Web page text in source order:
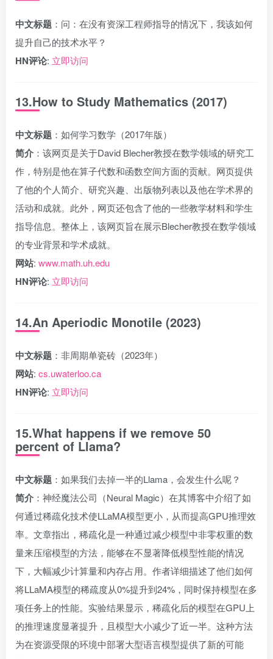
中文标题 ：问：在没有资深工程师指导的情况下，我该如何
提升自己的技术水平？
HN评论: 立即访问
13.How to Study Mathematics (2017)
中文标题 ：如何学习数学（2017年版）
简介 ：该网页是关于David Blecher教授在数学领域的研究工
作，特别是他在算子代数和函数空间方面的贡献。网页提供
了他的个人简介、研究兴趣、出版物列表以及他在学术界的
活动和成就。此外，网页还包含了他的一些教学材料和学生
指导信息。整体上，该网页旨在展示Blecher教授在数学领域
的专业背景和学术成就。
网站: www.math.uh.edu
HN评论: 立即访问
14.An Aperiodic Monotile (2023)
中文标题 ：非周期单瓷砖（2023年）
网站: cs.uwaterloo.ca
HN评论: 立即访问
15.What happens if we remove 50
percent of Llama?
中文标题 ：如果我们去掉一半的Llama，会发生什么呢？
简介 ：神经魔法公司（Neural Magic）在其博客中介绍了如
何通过稀疏化技术使LLaMA模型更小，从而提高GPU推理效
率。文章指出，稀疏化是一种通过减少模型中非零权重的数
量来压缩模型的方法，能够在不显著降低模型性能的情况
下，大幅减少计算量和内存占用。作者详细描述了他们如何
将LLaMA模型的稀疏度从0%提升到24%，同时保持模型在多
项任务上的性能。实验结果显示，稀疏化后的模型在GPU上
的推理速度显著提升，且模型大小减少了近一半。这种方法
为在资源受限的环境中部署大型语言模型提供了新的可能